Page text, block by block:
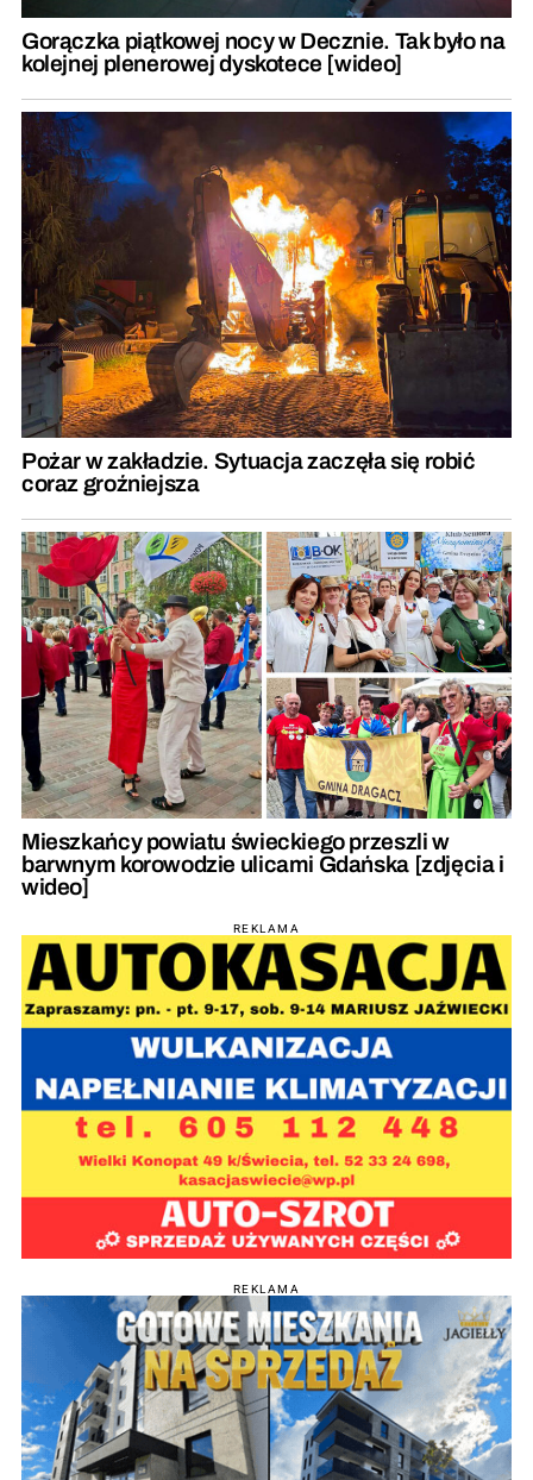
Gorączka piątkowej nocy w Decznie. Tak było na
kolejnej plenerowej dyskotece [wideo]
Pożar w zakładzie. Sytuacja zaczęła się robić
coraz groźniejsza
Mieszkańcy powiatu świeckiego przeszli w
barwnym korowodzie ulicami Gdańska [zdjęcia i
wideo]
REKLAMA
REKLAMA